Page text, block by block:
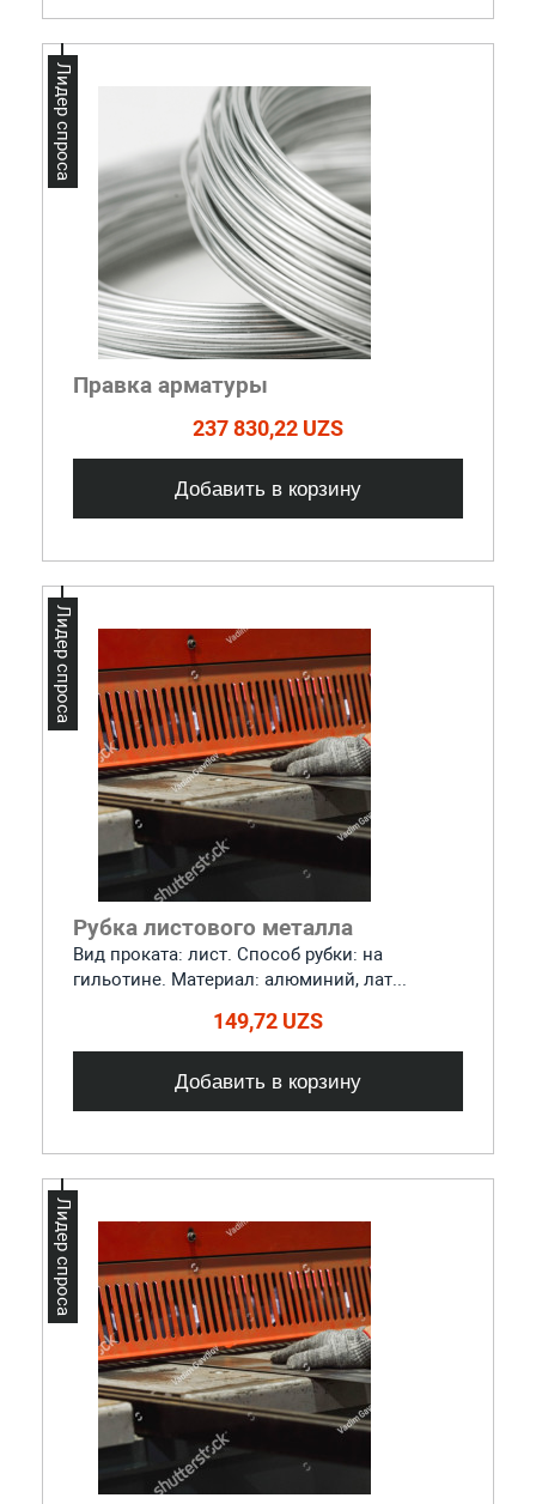
Правка арматуры
237 830,22 UZS
Добавить в корзину
Лидер спроса
Рубка листового металла
Вид проката: лист. Способ рубки: на
гильотине. Материал: алюминий, лат...
149,72 UZS
Добавить в корзину
Лидер спроса
Лидер спроса